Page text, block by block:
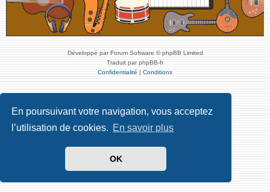
En poursuivant votre navigation, vous acceptez
l’utilisation de cookies. En savoir plus
OK
Développé par Forum Software © phpBB Limited
Traduit par phpBB-fr
Confidentialité | Conditions